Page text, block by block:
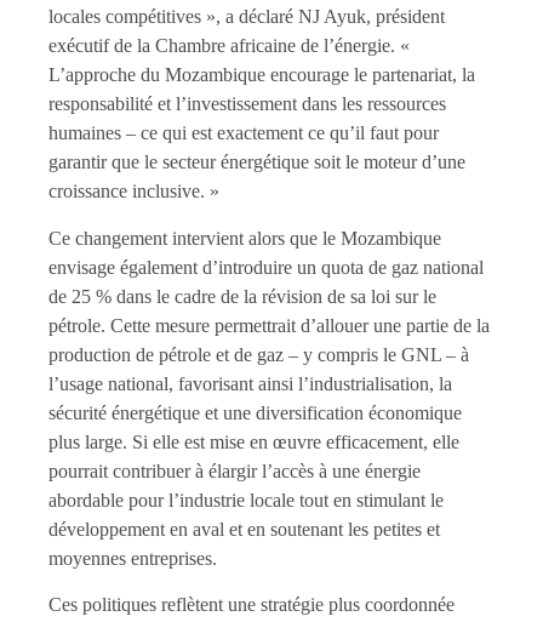
locales compétitives », a déclaré NJ Ayuk, président
exécutif de la Chambre africaine de l’énergie. «
L’approche du Mozambique encourage le partenariat, la
responsabilité et l’investissement dans les ressources
humaines – ce qui est exactement ce qu’il faut pour
garantir que le secteur énergétique soit le moteur d’une
croissance inclusive. »
Ce changement intervient alors que le Mozambique
envisage également d’introduire un quota de gaz national
de 25 % dans le cadre de la révision de sa loi sur le
pétrole. Cette mesure permettrait d’allouer une partie de la
production de pétrole et de gaz – y compris le GNL – à
l’usage national, favorisant ainsi l’industrialisation, la
sécurité énergétique et une diversification économique
plus large. Si elle est mise en œuvre efficacement, elle
pourrait contribuer à élargir l’accès à une énergie
abordable pour l’industrie locale tout en stimulant le
développement en aval et en soutenant les petites et
moyennes entreprises.
Ces politiques reflètent une stratégie plus coordonnée